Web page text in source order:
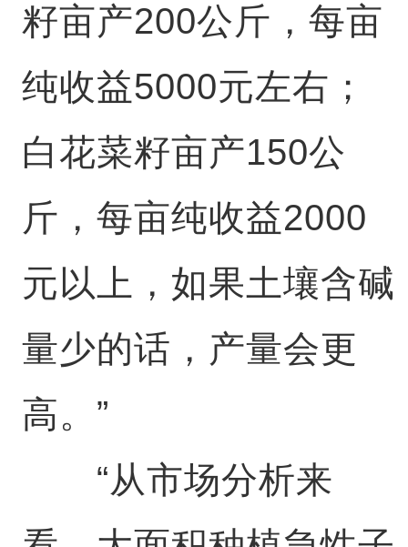
籽亩产200公斤，每亩
纯收益5000元左右；
白花菜籽亩产150公
斤，每亩纯收益2000
元以上，如果土壤含碱
量少的话，产量会更
高。”
“从市场分析来